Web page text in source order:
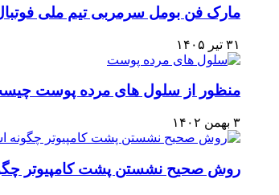
مارک فن بومل سرمربی تیم ملی
۳۱ تیر ۱۴۰۵
منظور از سلول های مرده پوست
۳ بهمن ۱۴۰۲
روش صحیح نشستن پشت کامپیوتر